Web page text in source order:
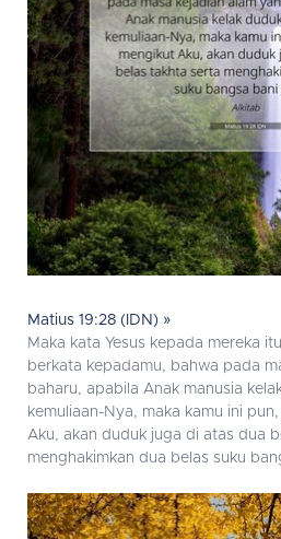
Matius 19:28 (IDN) »
Maka kata Yesus kepada mereka
berkata kepadamu, bahwa pada
baharu, apabila Anak manusia
kemuliaan-Nya, maka kamu ini
Aku, akan duduk juga di atas dua
menghakimkan dua belas suku